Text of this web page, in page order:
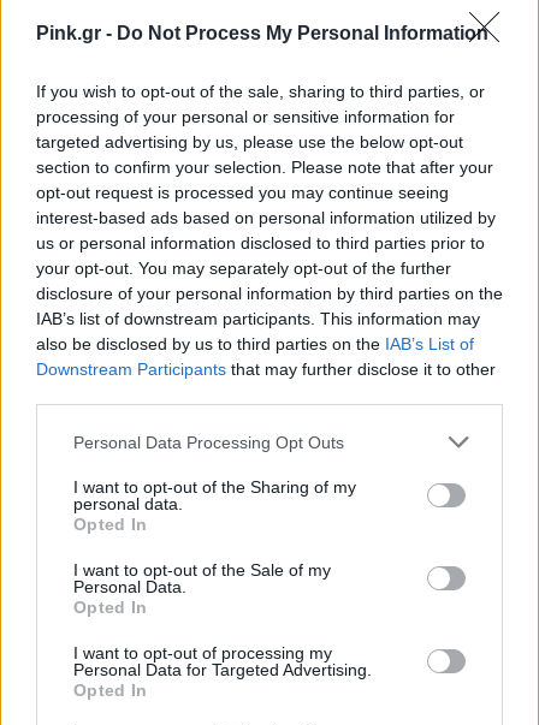
Pink.gr - Do Not Process My Personal Information
If you wish to opt-out of the sale, sharing to third parties, or
processing of your personal or sensitive information for
targeted advertising by us, please use the below opt-out
section to confirm your selection. Please note that after your
opt-out request is processed you may continue seeing
interest-based ads based on personal information utilized by
us or personal information disclosed to third parties prior to
your opt-out. You may separately opt-out of the further
disclosure of your personal information by third parties on the
IAB’s list of downstream participants. This information may
also be disclosed by us to third parties on the IAB’s List of
Downstream Participants that may further disclose it to other
Personal Data Processing Opt Outs
I want to opt-out of the Sharing of my
personal data.
Opted In
I want to opt-out of the Sale of my
Personal Data.
Opted In
I want to opt-out of processing my
Personal Data for Targeted Advertising.
Opted In
πρόταση, ή και γεγονός που θα
πορεία.
ΖΥΓΟΣ
Σας δίνεται η σπάνια ευκαιρία να
μεταμορφώσετε μια πτυχή της
ζωής σας τώρα, έχετε όλα τα
κατάλληλα εφόδια γι’ αυτό να
ΣΚΟΡΠΙΟΣ
Εμπιστευθείτε το ενστικτό σας και
αποβάλλετε οτιδήποτε είναι
πλέον περιττό.
ΤΟΞΟΤΗΣ